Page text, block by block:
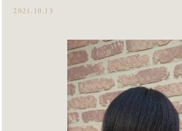
2021.10.13